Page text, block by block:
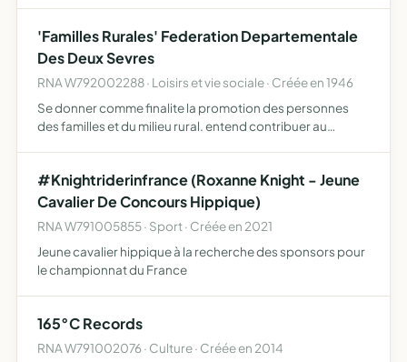
loisirs. Perme…
'Familles Rurales' Federation Departementale
Des Deux Sevres
RNA W792002288 · Loisirs et vie sociale · Créée en 1946
Se donner comme finalite la promotion des personnes
des familles et du milieu rural. entend contribuer au
#Knightriderinfrance (Roxanne Knight - Jeune
Cavalier De Concours Hippique)
RNA W791005855 · Sport · Créée en 2021
Jeune cavalier hippique à la recherche des sponsors pour
le championnat du France
165°C Records
RNA W791002076 · Culture · Créée en 2014